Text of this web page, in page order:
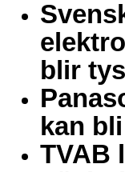
blir
kan
TVAB